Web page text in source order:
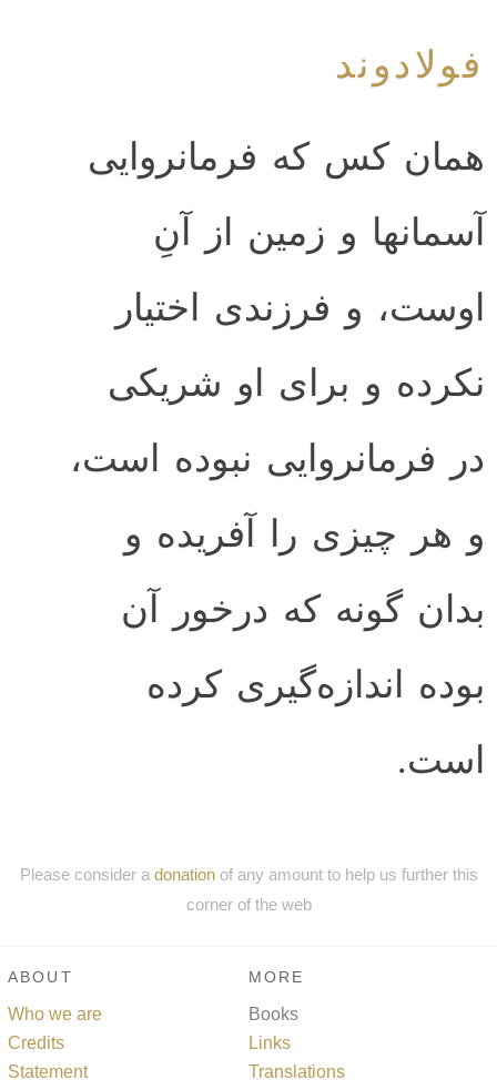
فولادوند
همان كس كه فرمانروايى
آسمانها و زمين از آنِ
اوست، و فرزندى اختيار
نكرده و براى او شريكى
در فرمانروايى نبوده است،
و هر چيزى را آفريده و
بدان گونه كه درخور آن
بوده اندازه‌گيرى كرده
است.
Please consider a donationof any amount to help us further this
corner of the web
ABOUT
Who we are
Credits
Statement
MORE
Books
Links
Translations